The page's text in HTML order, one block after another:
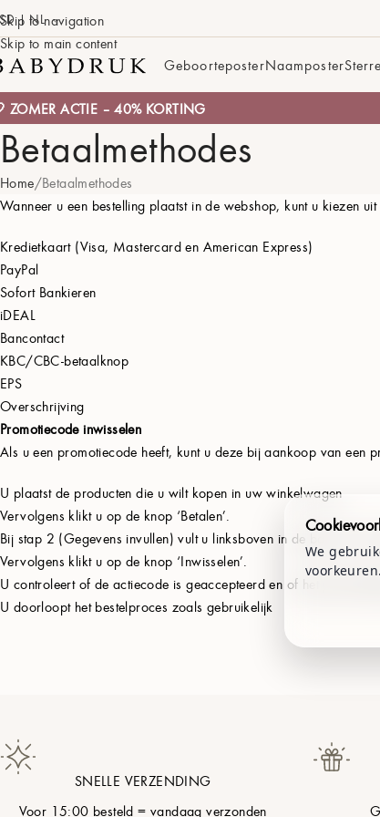
Skip to navigation
Skip to main content
| NL
GeboorteposterNaamposter
ZOMER ACTIE – 40% KORTING
Betaalmethodes
Home Betaalmethodes
Wanneer u een bestelling plaatst in de webshop, kunt u kiezen
Kredietkaart (Visa, Mastercard en American Express)
PayPal
Sofort Bankieren
iDEAL
Bancontact
KBC/CBC-betaalknop
EPS
Overschrijving
Promotiecode inwisselen
Als u een promotiecode heeft, kunt u deze bij aankoop van een
U plaatst de producten die u wilt kopen in uw winkelwagen
Vervolgens klikt u op de knop ‘Betalen’.
Bij stap 2 (Gegevens invullen) vult u linksboven in de balk uw
Vervolgens klikt u op de knop ‘Inwisselen’.
U controleert of de actiecode is geaccepteerd en of het juiste
U doorloopt het bestelproces zoals gebruikelijk
SNELLE VERZENDING
Voor 15:00 besteld = vandaag verzonden
We
voorkeuren.